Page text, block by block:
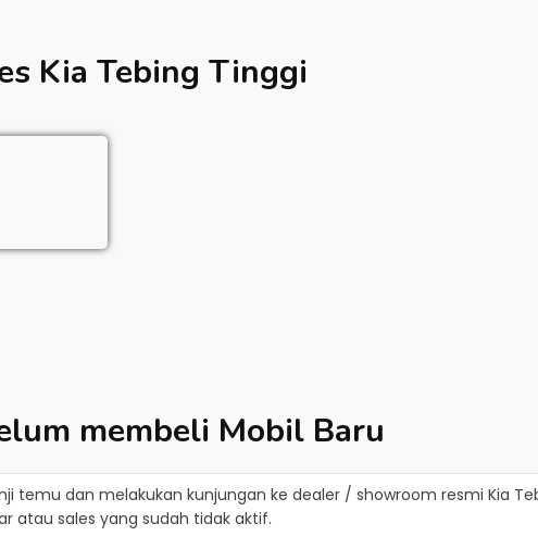
Kia Tebing Tinggi
membeli Mobil Baru
temu dan melakukan kunjungan ke dealer / showroom resmi Kia
atau sales yang sudah tidak aktif.